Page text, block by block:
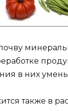
в них
также в